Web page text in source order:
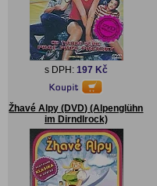
s DPH: 197 Kč
Žhavé Alpy (DVD) (Alpenglühn
im Dirndlrock)